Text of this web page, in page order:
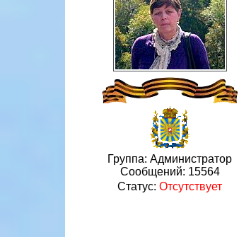
Группа: Администратор
Сообщений: 15564
Статус: Отсутствует